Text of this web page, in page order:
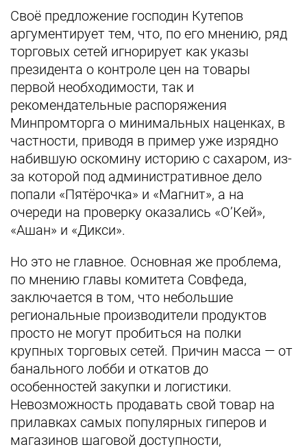
Своё предложение господин Кутепов
аргументирует тем, что, по его мнению, ряд
торговых сетей игнорирует как указы
президента о контроле цен на товары
первой необходимости, так и
рекомендательные распоряжения
Минпромторга о минимальных наценках, в
частности, приводя в пример уже изрядно
набившую оскомину историю с сахаром, из-
за которой под административное дело
попали «Пятёрочка» и «Магнит», а на
очереди на проверку оказались «О’Кей»,
«Ашан» и «Дикси».
Но это не главное. Основная же проблема,
по мнению главы комитета Совфеда,
заключается в том, что небольшие
региональные производители продуктов
просто не могут пробиться на полки
крупных торговых сетей. Причин масса — от
банального лобби и откатов до
особенностей закупки и логистики.
Невозможность продавать свой товар на
прилавках самых популярных гиперов и
магазинов шаговой доступности,